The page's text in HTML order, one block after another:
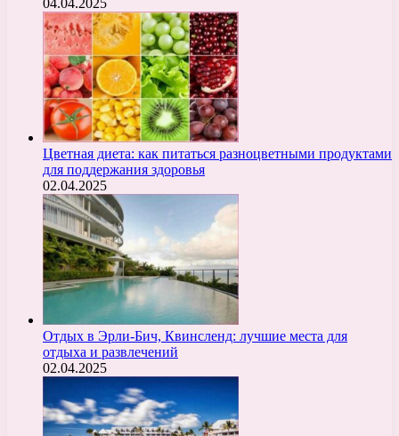
Цветная диета: как питаться разноцветными продуктами
для поддержания здоровья
02.04.2025
Отдых в Эрли-Бич, Квинсленд: лучшие места для
отдыха и развлечений
02.04.2025